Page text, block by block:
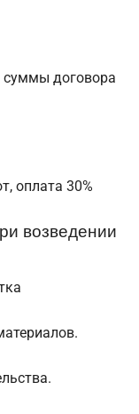
суммы договора
оплата 30%
возведении